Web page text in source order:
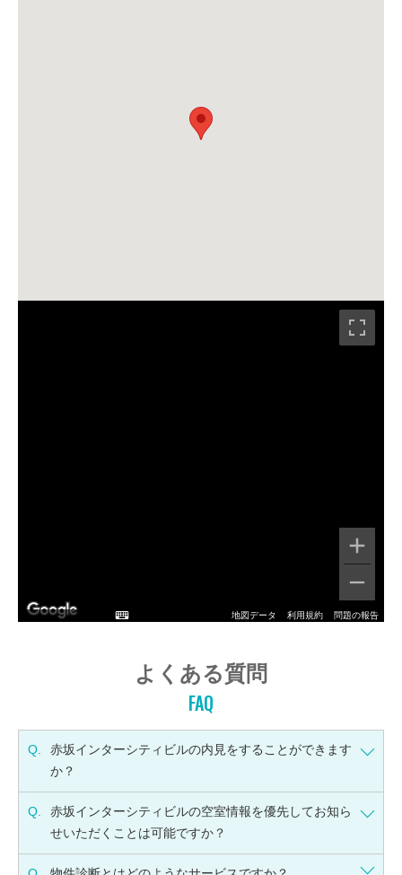
地図データ 利用規約 問題の報告
よくある質問
FAQ
Q.
赤坂インターシティビルの内見をすることができます
か？
Q.
赤坂インターシティビルの空室情報を優先してお知ら
せいただくことは可能ですか？